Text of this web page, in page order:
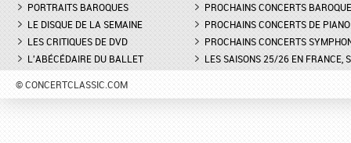
PORTRAITS BAROQUES
LE DISQUE DE LA SEMAINE
LES CRITIQUES DE DVD
L'ABÉCÉDAIRE DU BALLET
PROCHAINS CONCERTS
PROCHAINS CONCERTS DE PIANO
PROCHAINS CONCERTS
LES SAISONS 25/26 EN FRANCE,
© CONCERTCLASSIC.COM